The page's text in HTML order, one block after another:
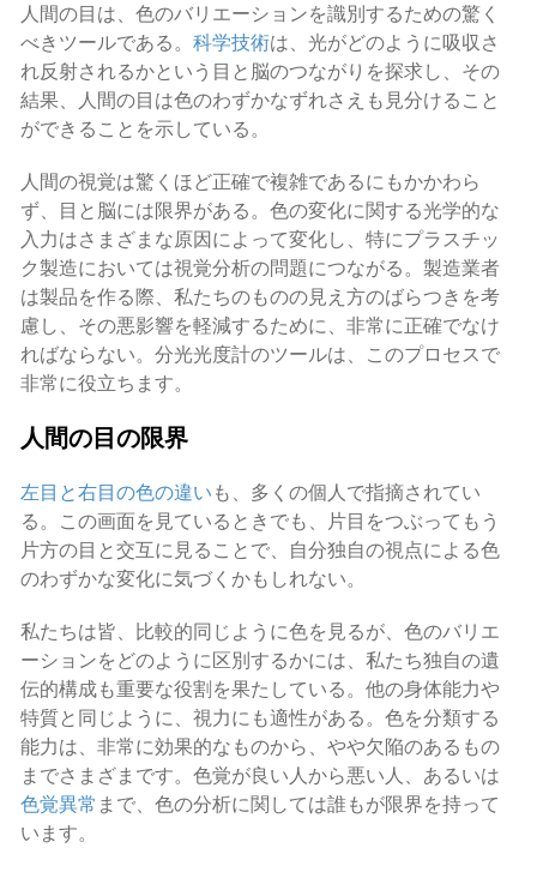
人間の目は、色のバリエーションを識別するための驚く
べきツールである。 科学技術は、光がどのように吸収さ
れ反射されるかという目と脳のつながりを探求し、その
結果、人間の目は色のわずかなずれさえも見分けること
ができることを示している。
人間の視覚は驚くほど正確で複雑であるにもかかわら
ず、目と脳には限界がある。色の変化に関する光学的な
入力はさまざまな原因によって変化し、特にプラスチッ
ク製造においては視覚分析の問題につながる。製造業者
は製品を作る際、私たちのものの見え方のばらつきを考
慮し、その悪影響を軽減するために、非常に正確でなけ
ればならない。分光光度計のツールは、このプロセスで
非常に役立ちます。
人間の目の限界
左目と右目の色の違いも、多くの個人で指摘されてい
る。この画面を見ているときでも、片目をつぶってもう
片方の目と交互に見ることで、自分独自の視点による色
のわずかな変化に気づくかもしれない。
私たちは皆、比較的同じように色を見るが、色のバリエ
ーションをどのように区別するかには、私たち独自の遺
伝的構成も重要な役割を果たしている。他の身体能力や
特質と同じように、視力にも適性がある。色を分類する
能力は、非常に効果的なものから、やや欠陥のあるもの
までさまざまです。色覚が良い人から悪い人、あるいは
色覚異常 まで、色の分析に関しては誰もが限界を持って
います。